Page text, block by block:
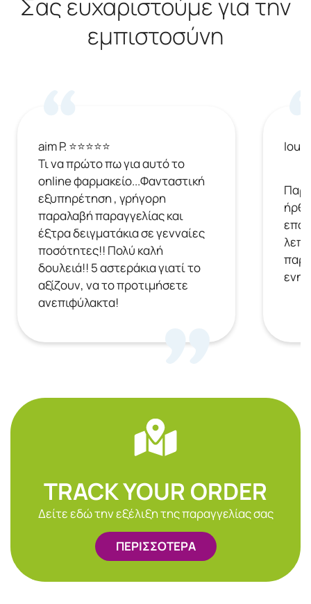
Σας ευχαριστούμε για την
εμπιστοσύνη
aim P. ⭐⭐⭐⭐⭐
Τι να πρώτο πω για αυτό το
online φαρμακείο...Φανταστική
εξυπηρέτηση , γρήγορη
παραλαβή παραγγελίας και
έξτρα δειγματάκια σε γενναίες
ποσότητες!! Πολύ καλή
δουλειά!! 5 αστεράκια γιατί το
αξίζουν, να το προτιμήσετε
ανεπιφύλακτα!
Ioulia
TRACK YOUR ORDER
Δείτε εδώ την εξέλιξη της παραγγελίας σας
ΠΕΡΙΣΣΟΤΕΡΑ